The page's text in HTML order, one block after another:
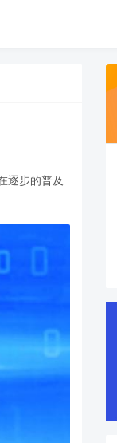
逐步的普及